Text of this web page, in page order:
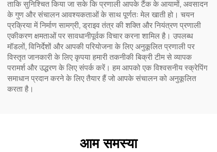
ताकि सुनिश्चित किया जा सके कि प्रणाली आपके टैंक के आयामों, अवसादन
के गुण और संचालन आवश्यकताओं के साथ पूर्णतः मेल खाती हो। चयन
प्रक्रिया में निर्माण सामग्री, ड्राइव तंत्र की शक्ति और नियंत्रण प्रणाली
एकीकरण क्षमताओं पर सावधानीपूर्वक विचार करना शामिल है। उपलब्ध
मॉडलों, विनिर्देशों और आपकी परियोजना के लिए अनुकूलित प्रणाली पर
विस्तृत जानकारी के लिए कृपया हमारी तकनीकी बिक्री टीम से व्यापक
परामर्श और उद्धरण के लिए संपर्क करें। हम आपको एक विश्वसनीय स्क्रेपिंग
समाधान प्रदान करने के लिए तैयार हैं जो आपके संचालन को अनुकूलित
करता है।
आम समस्या